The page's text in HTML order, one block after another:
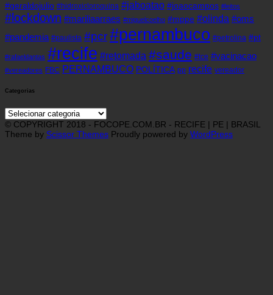
#geraldojulio #hidroxicloroquina #jaboatao #joaocampos #leitos
#lockdown #mariliaarraes #miguelcoelho #mppe #olinda #oms
#pandemia #paulista #pcr#pernambuco #petrolina #pt
#rafaeldantas #recife #retomada #saude #tce #vacinacao
#vereadores FBC PERNAMBUCO POLÍTICA pp recife vereador
Categorias
Categorias
© COPYRIGHT 2018 - FOCOPE.COM.BR - RECIFE | PE | BRASIL
Theme by Scissor Themes Proudly powered by WordPress